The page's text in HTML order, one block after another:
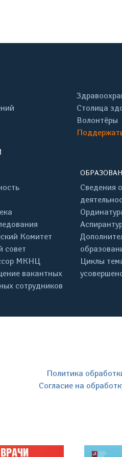
Столица
Волонтёры
Комитет
совет
МКНЦ
вакантных
сотрудников
Сведения
Циклы
Политика
Согласие на